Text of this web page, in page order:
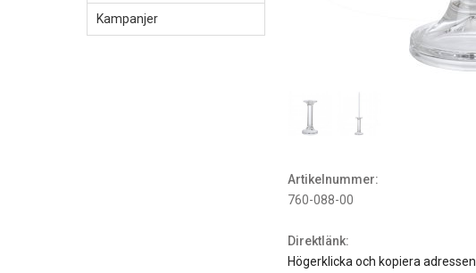
Kampanjer
Artikelnummer:
760-088-00
Direktlänk:
Högerklicka och kopiera adressen